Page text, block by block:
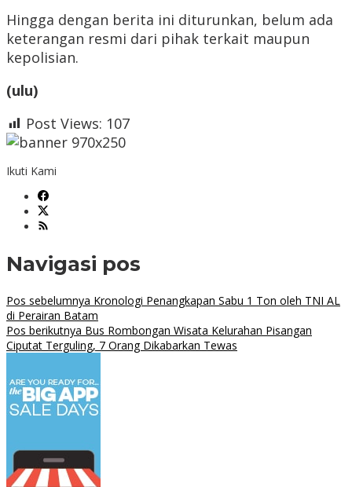
Hingga dengan berita ini diturunkan, belum ada
keterangan resmi dari pihak terkait maupun
kepolisian.
(ulu)
Post Views: 107
Ikuti Kami
Navigasi pos
Pos sebelumnya Kronologi Penangkapan Sabu 1 Ton oleh TNI AL
di Perairan Batam
Pos berikutnya Bus Rombongan Wisata Kelurahan Pisangan
Ciputat Terguling, 7 Orang Dikabarkan Tewas